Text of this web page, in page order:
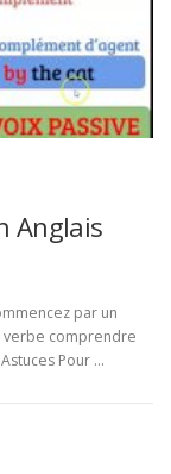
Anglais
par un
verbe comprendre
Pour …